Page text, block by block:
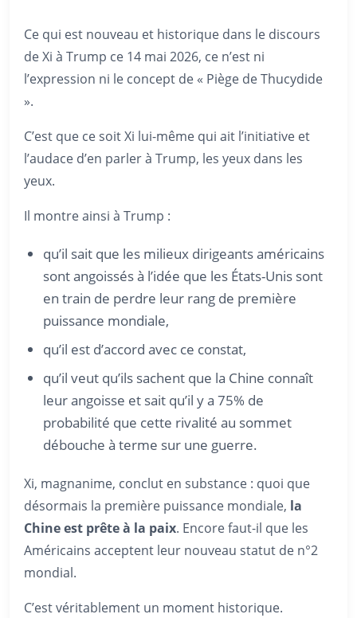
Ce qui est nouveau et historique dans le discours
de Xi à Trump ce 14 mai 2026, ce n’est ni
l’expression ni le concept de « Piège de Thucydide
».
C’est que ce soit Xi lui-même qui ait l’initiative et
l’audace d’en parler à Trump, les yeux dans les
yeux.
Il montre ainsi à Trump :
qu’il sait que les milieux dirigeants américains
sont angoissés à l’idée que les États-Unis sont
en train de perdre leur rang de première
puissance mondiale,
qu’il est d’accord avec ce constat,
qu’il veut qu’ils sachent que la Chine connaît
leur angoisse et sait qu’il y a 75% de
probabilité que cette rivalité au sommet
débouche à terme sur une guerre.
Xi, magnanime, conclut en substance : quoi que
désormais la première puissance mondiale, la
Chine est prête à la paix. Encore faut-il que les
Américains acceptent leur nouveau statut de n°2
mondial.
C’est véritablement un moment historique.